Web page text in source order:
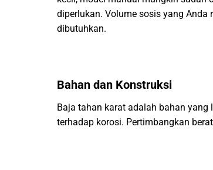
diperlukan. Volume sosis yang
dibutuhkan.
Bahan dan Konstruksi
Baja tahan karat adalah bahan
terhadap korosi. Pertimbangkan